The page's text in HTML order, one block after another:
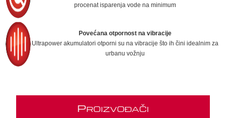
procenat isparenja vode na minimum
Povećana otpornost na vibracije
Ultrapower akumulatori otporni su na vibracije što ih čini idealnim za
urbanu vožnju
PROIZVOĐAČI